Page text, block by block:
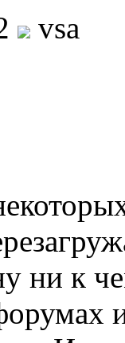
vsa
ни к
и